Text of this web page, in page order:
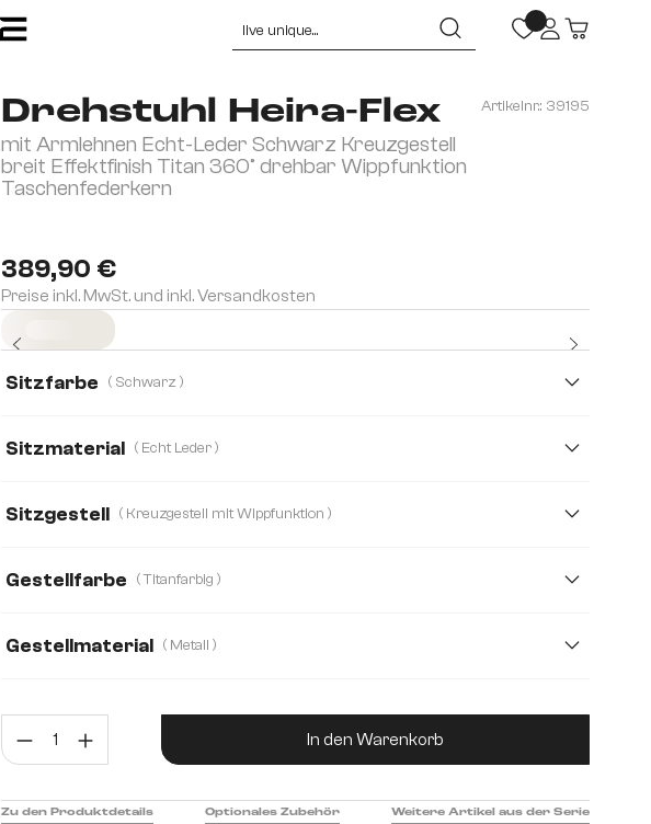
Drehstuhl Heira-Flex
mit Armlehnen Echt-Leder Schwarz Kreuzgestell
breit Effektfinish Titan 360° drehbar Wippfunktion
Taschenfederkern
Artikelnr.: 39195
389,90 €
Preise inkl. MwSt. und inkl. Versandkosten
Sitzfarbe ( Schwarz )
Sitzmaterial ( Echt Leder )
Webstoff Soft
Sitzgestell ( Kreuzgestell mit Wippfunktion )
Gestellfarbe ( Titanfarbig )
Gestellmaterial ( Metall )
Produkt Anzahl: Gib den gewünschten Wert
In den Warenkorb
Zu den Produktdetails Optionales Zubehör Weitere Artikel aus der Serie